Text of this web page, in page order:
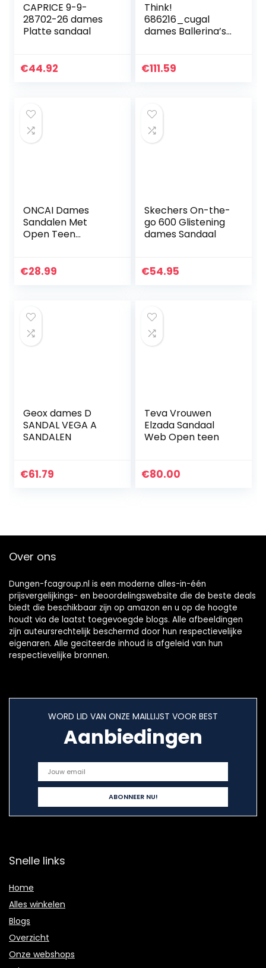
CAPRICE 9-9-
28702-26 dames
Platte sandaal
€44.92
Think!
686216_cugal
dames Ballerina’s
€111.59
ONCAI Dames
Sandalen Met
Open Teen
Muiltjes
€28.99
Skechers On-the-
go 600 Glistening
dames Sandaal
€54.95
Geox dames D
SANDAL VEGA A
SANDALEN
€61.79
Teva Vrouwen
Elzada Sandaal
Web Open teen
€80.00
Over ons
Dungen-fcagroup.nl is een moderne alles-in-één
prijsvergelijkings- en beoordelingswebsite die de beste deals
biedt die beschikbaar zijn op amazon en u op de hoogte
houdt via de laatst toegevoegde blogs. Alle afbeeldingen
zijn auteursrechtelijk beschermd door hun respectievelijke
eigenaren. Alle geciteerde inhoud is afgeleid van hun
respectievelijke bronnen.
WORD LID VAN ONZE MAILLIJST VOOR BEST
Aanbiedingen
Snelle links
Home
Alles winkelen
Blogs
Overzicht
Onze webshops